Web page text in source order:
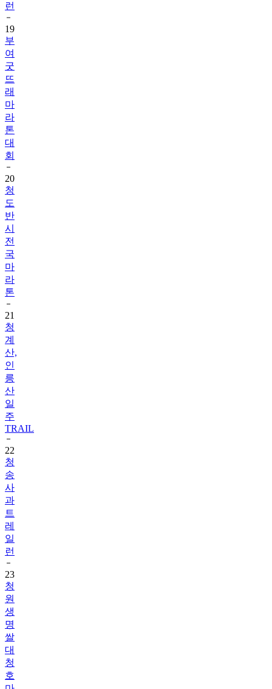
런
19
부
여
굿
뜨
래
마
라
톤
대
회
20
청
도
반
시
전
국
마
라
톤
21
청
계
산,
인
릉
산
일
주
TRAIL
22
청
송
사
과
트
레
일
런
23
청
원
생
명
쌀
대
청
호